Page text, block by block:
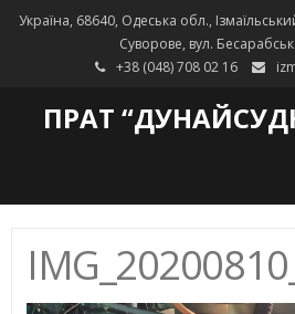
Україна, 68640, Одеська обл.,
Суворове, вул.
+38 (048) 708 02 16
ПРАТ